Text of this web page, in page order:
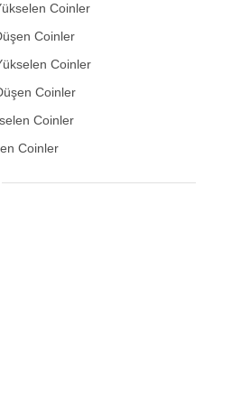
Coinler
Coinler
Coinler
Coinler
Coinler
Coinler